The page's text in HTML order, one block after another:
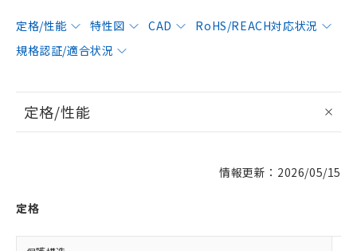
定格/性能 特性図 CAD
RoHS/REACH対応状況
規格認証/適合状況
定格/性能
情報更新：2026/05/15
定格